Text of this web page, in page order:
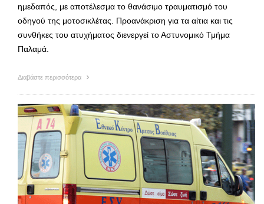
ημεδαπός, με αποτέλεσμα το θανάσιμο τραυματισμό του
οδηγού της μοτοσικλέτας. Προανάκριση για τα αίτια και τις
συνθήκες του ατυχήματος διενεργεί το Αστυνομικό Τμήμα
Παλαμά.
Διαβάστε περισσότερα